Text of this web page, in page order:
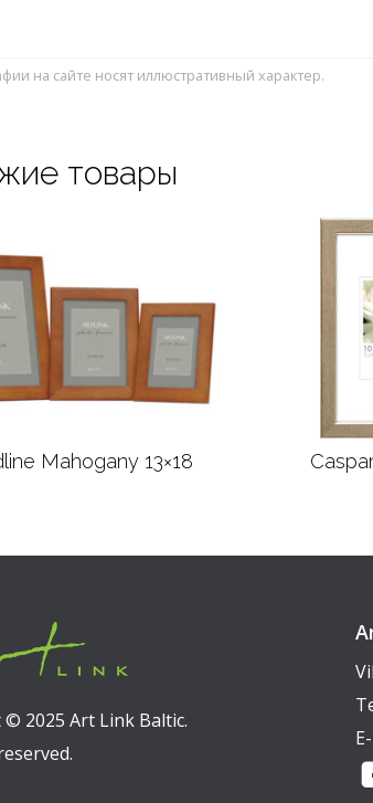
на сайте носят иллюстративный характер.
товары
Подробнее
Mahogany 13×18
2025 Art Link Baltic.